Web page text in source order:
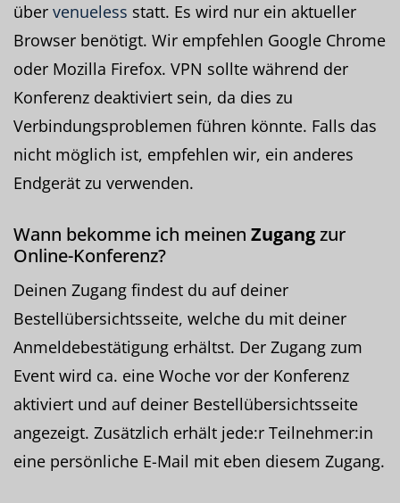
über venueless statt. Es wird nur ein aktueller
Browser benötigt. Wir empfehlen Google Chrome
oder Mozilla Firefox. VPN sollte während der
Konferenz deaktiviert sein, da dies zu
Verbindungsproblemen führen könnte. Falls das
nicht möglich ist, empfehlen wir, ein anderes
Endgerät zu verwenden.
Wann bekomme ich meinen Zugangzur
Online-Konferenz?
Deinen Zugang findest du auf deiner
Bestellübersichtsseite, welche du mit deiner
Anmeldebestätigung erhältst. Der Zugang zum
Event wird ca. eine Woche vor der Konferenz
aktiviert und auf deiner Bestellübersichtsseite
angezeigt. Zusätzlich erhält jede:r Teilnehmer:in
eine persönliche E-Mail mit eben diesem Zugang.